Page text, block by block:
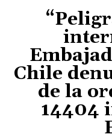
Chile
de la
14404